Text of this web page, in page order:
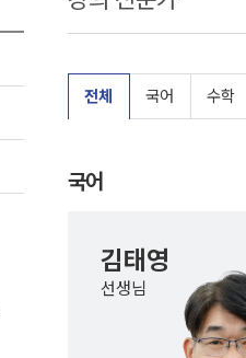
2027 반수반
2027 N수 예체능반
전체 국어 수학
국어
김태영
선생님